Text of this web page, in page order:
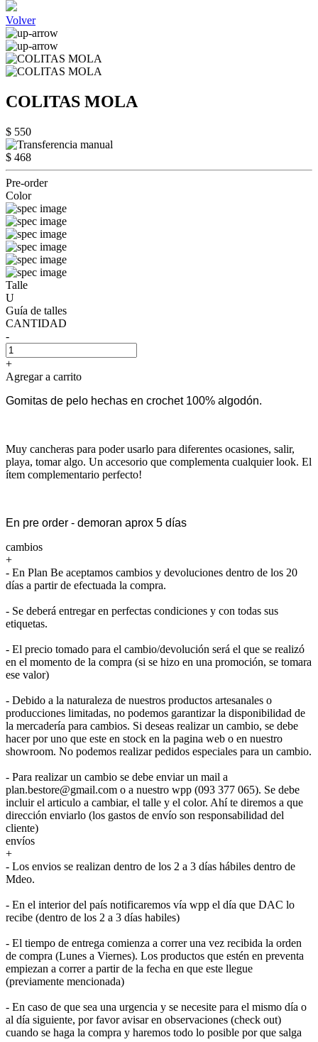
Volver
COLITAS MOLA
$ 550
$ 468
Pre-order
Color
Talle
U
Guía de talles
CANTIDAD
-
+
Agregar a carrito
Gomitas de pelo hechas en crochet 100% algodón.
Muy cancheras para poder usarlo para diferentes ocasiones, salir,
playa, tomar algo. Un accesorio que complementa cualquier look. El
ítem complementario perfecto!
En pre order - demoran aprox 5 días
cambios
+
- En Plan Be aceptamos cambios y devoluciones dentro de los 20
días a partir de efectuada la compra.
- Se deberá entregar en perfectas condiciones y con todas sus
etiquetas.
- El precio tomado para el cambio/devolución será el que se realizó
en el momento de la compra (si se hizo en una promoción, se tomara
ese valor)
- Debido a la naturaleza de nuestros productos artesanales o
producciones limitadas, no podemos garantizar la disponibilidad de
la mercadería para cambios. Si deseas realizar un cambio, se debe
hacer por uno que este en stock en la pagina web o en nuestro
showroom. No podemos realizar pedidos especiales para un cambio.
- Para realizar un cambio se debe enviar un mail a
plan.bestore@gmail.com o a nuestro wpp (093 377 065). Se debe
incluir el articulo a cambiar, el talle y el color. Ahí te diremos a que
dirección enviarlo (los gastos de envío son responsabilidad del
cliente)
envíos
+
- Los envios se realizan dentro de los 2 a 3 días hábiles dentro de
Mdeo.
- En el interior del país notificaremos vía wpp el día que DAC lo
recibe (dentro de los 2 a 3 días habiles)
- El tiempo de entrega comienza a correr una vez recibida la orden
de compra (Lunes a Viernes). Los productos que estén en preventa
empiezan a correr a partir de la fecha en que este llegue
(previamente mencionada)
- En caso de que sea una urgencia y se necesite para el mismo día o
al día siguiente, por favor avisar en observaciones (check out)
cuando se haga la compra y haremos todo lo posible por que salga